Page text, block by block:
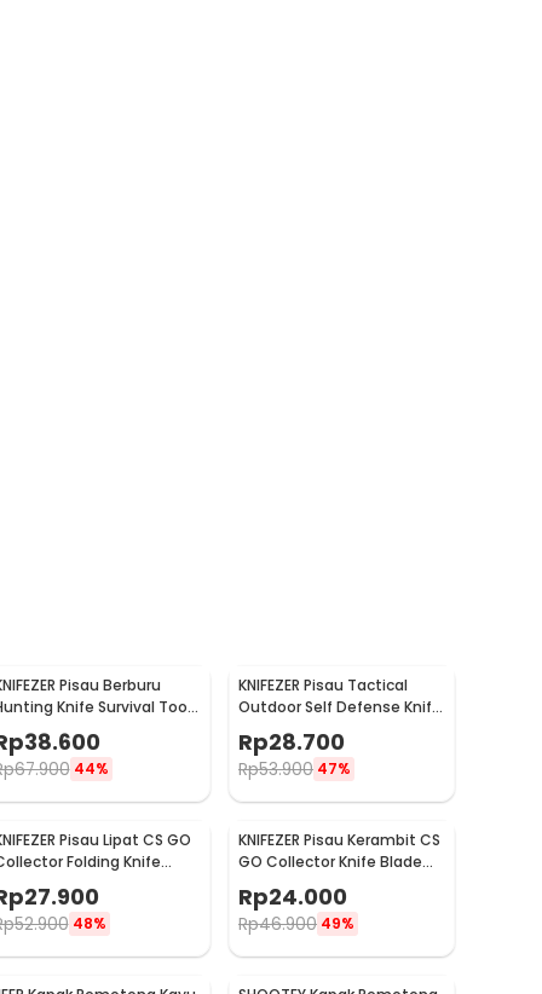
Pisau Berburu
Knife Survival Tool
Stainless Steel - BUCK076
38.600
67.900 44%
KNIFEZER Pisau Tactical
Outdoor Self Defense Knife
Stainless Steel - D578M
Rp28.700
Rp53.900 47%
Pisau Lipat CS GO
Folding Knife
- K390
27.900
52.900 48%
KNIFEZER Pisau Kerambit CS
GO Collector Knife Blade
Rp24.000
Rp46.900 49%